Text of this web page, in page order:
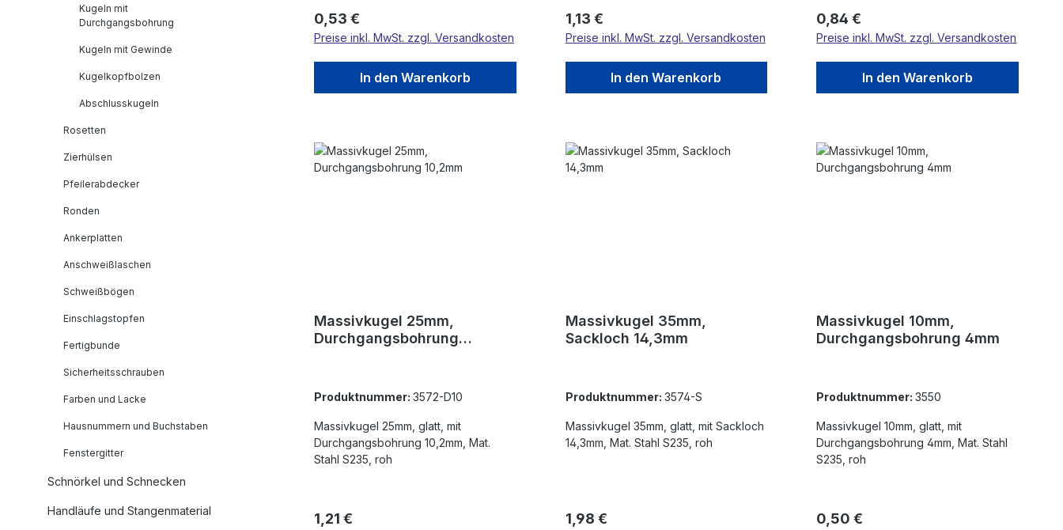
Kugeln mit
Durchgangsbohrung
Kugeln mit Gewinde
Kugelkopfbolzen
Abschlusskugeln
Rosetten
Zierhülsen
Pfeilerabdecker
Ronden
Ankerplatten
Anschweißlaschen
Schweißbögen
Einschlagstopfen
Fertigbunde
Sicherheitsschrauben
Farben und Lacke
Hausnummern und Buchstaben
Fenstergitter
Schnörkel und Schnecken
Handläufe und Stangenmaterial
Regulärer Preis:
0,53 €
Preise inkl. MwSt. zzgl. Versandkosten
In den Warenkorb
Regulärer Preis:
1,13 €
Preise inkl. MwSt. zzgl. Versandkosten
In den Warenkorb
Regulärer Preis:
0,84 €
Preise inkl. MwSt. zzgl. Versandkosten
In den Warenkorb
Massivkugel 25mm,
Durchgangsbohrung
Produktnummer: 3572-D10
Massivkugel 25mm, glatt, mit
Durchgangsbohrung 10,2mm, Mat.
Stahl S235, roh
Regulärer Preis:
1,21 €
Massivkugel 35mm,
Sackloch 14,3mm
Produktnummer: 3574-S
Massivkugel 35mm, glatt, mit Sackloch
14,3mm, Mat. Stahl S235, roh
Regulärer Preis:
1,98 €
Massivkugel 10mm,
Durchgangsbohrung 4mm
Produktnummer:3550
Massivkugel 10mm, glatt, mit
Durchgangsbohrung 4mm, Mat. Stahl
S235, roh
Regulärer Preis:
0,50 €